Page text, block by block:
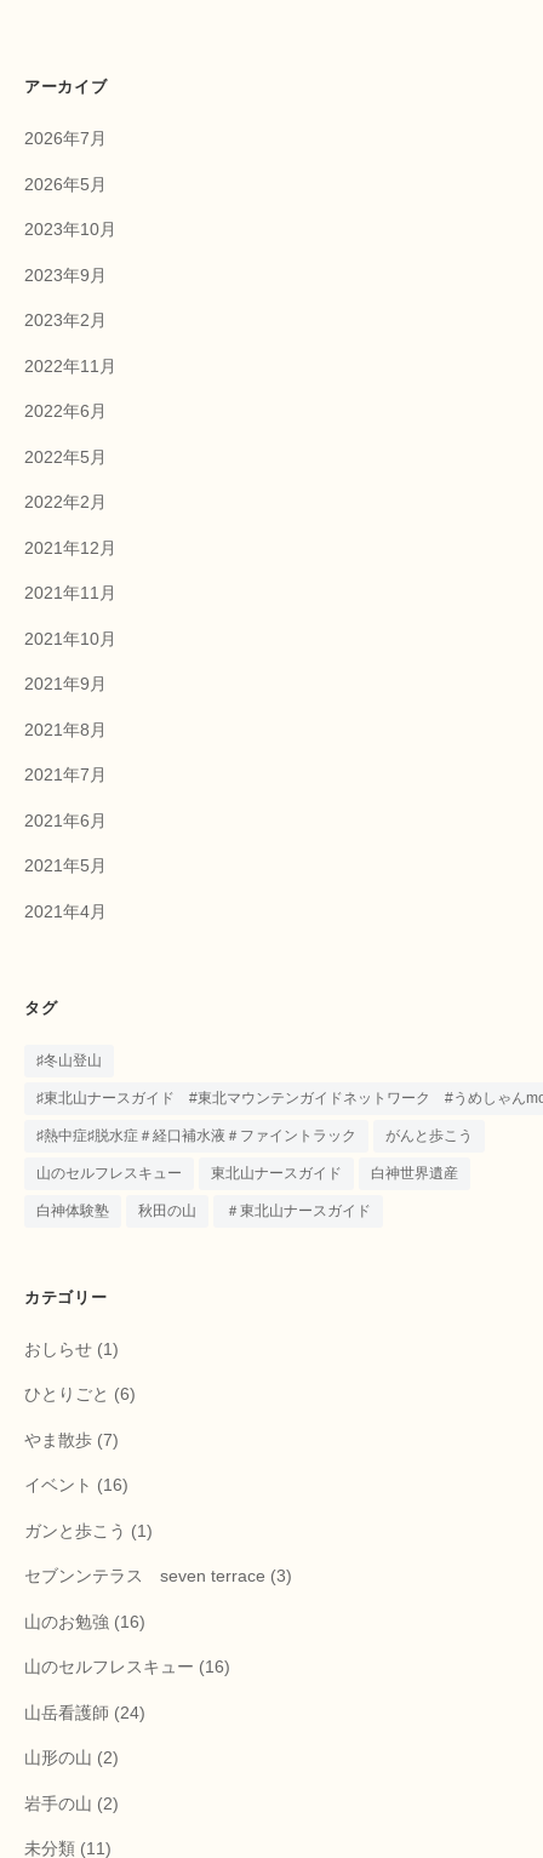
アーカイブ
2026年7月
2026年5月
2023年10月
2023年9月
2023年2月
2022年11月
2022年6月
2022年5月
2022年2月
2021年12月
2021年11月
2021年10月
2021年9月
2021年8月
2021年7月
2021年6月
2021年5月
2021年4月
タグ
♯冬山登山
♯東北山ナースガイド #東北マウンテンガイドネットワーク #うめしゃん
♯熱中症♯脱水症＃経口補水液＃ファイントラック がんと歩こう
山のセルフレスキュー 東北山ナースガイド 白神世界遺産
白神体験塾 秋田の山 ＃東北山ナースガイド
カテゴリー
おしらせ (1)
ひとりごと (6)
やま散歩 (7)
イベント (16)
ガンと歩こう (1)
セブンンテラス seven terrace (3)
山のお勉強 (16)
山のセルフレスキュー (16)
山岳看護師 (24)
山形の山 (2)
岩手の山 (2)
未分類 (11)